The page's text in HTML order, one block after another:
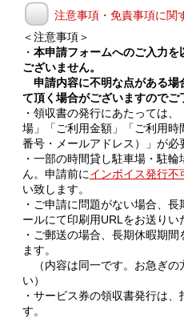
注意事項・免責事項に関
＜注意事項＞
・ 本申請フォームへのご入力
ございません。
申請内容に不明な点がある
て頂く場合がございますのでご
・領収書の発行にあたっては
場」「ご利用金額」「ご利用
番号・メールアドレス）」が必
・一部の時間貸し駐車場・駐
ん。申請前にインボイス発行不
い致します。
・ご申請に問題がない場合、
ールにて印刷用URLをお送りい
・ご郵送の場合、長期休暇期
ます。
（内容は同一です。お急ぎの
い）
・サービス券の領収書発行は
す。